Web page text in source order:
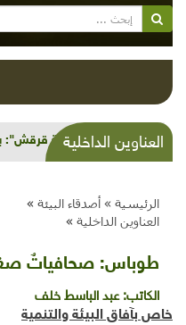
العناوين الداخلية"خربة قرقش":
الرئيسية » أصدقاء البيئة »
العناوين الداخلية »
طوباس: صحافياتٌ
الكاتب:عبد الباسط خلف
خاص بآفاق البيئة والتنمية